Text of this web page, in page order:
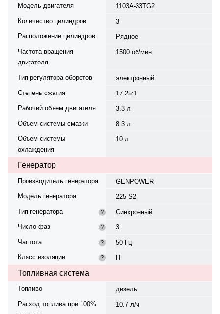
Модель двигателя
1103A-33TG2
Количество цилиндров
3
Расположение цилиндров
Рядное
Частота вращения
двигателя
1500 об/мин
Тип регулятора оборотов
электронный
Степень сжатия
17.25:1
Рабочий объем двигателя
3.3 л
Объем системы смазки
8.3 л
Объем системы
охлаждения
10 л
Генератор
Производитель генератора
GENPOWER
Модель генератора
225 S2
Тип генератора
?
Синхронный
Число фаз
?
3
Частота
?
50 Гц
Класс изоляции
? H
Топливная система
Топливо
дизель
Расход топлива при 100%
10.7 л/ч